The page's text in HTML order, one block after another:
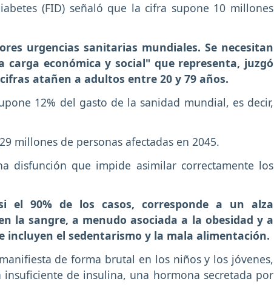
(FID) señaló que la cifra supone 10 millones
urgencias sanitarias mundiales. Se necesitan
carga económica y social" que representa, juzgó
atañen a adultos entre 20 y 79 años.
12% del gasto de la sanidad mundial, es decir,
millones de personas afectadas en 2045.
disfunción que impide asimilar correctamente los
el 90% de los casos, corresponde a un alza
la sangre, a menudo asociada a la obesidad y a
incluyen el sedentarismo y la mala alimentación.
de forma brutal en los niños y los jóvenes,
de insulina, una hormona secretada por